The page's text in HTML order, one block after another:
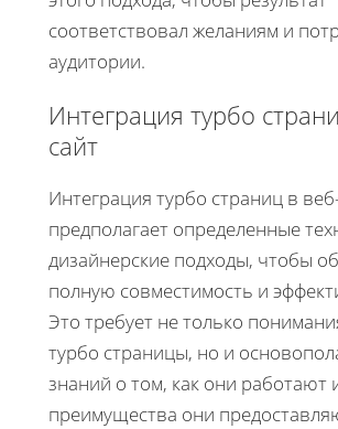
соответствовал желаниям и
аудитории.
Интеграция турбо
сайт
Интеграция турбо страниц в
предполагает определенные
дизайнерские подходы, чтобы
полную совместимость и
Это требует не только
турбо страницы, но и
знаний о том, как они работают
преимущества они